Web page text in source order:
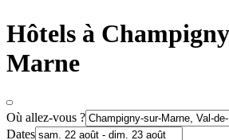
Hôtels à
Marne
Où allez-vous ?
Dates